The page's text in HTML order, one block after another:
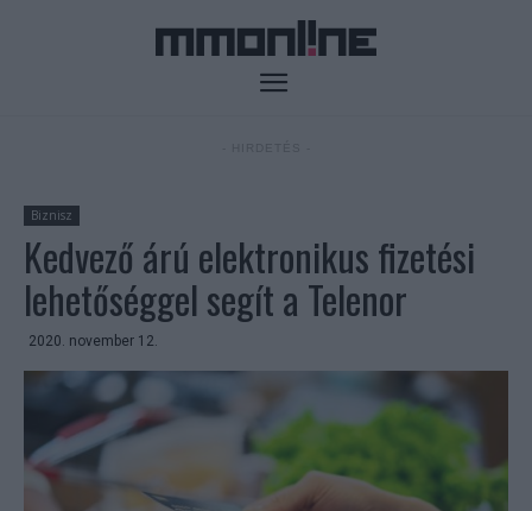
Biznisz
Kedvező árú elektronikus fizetési
lehetőséggel segít a Telenor
2020. november 12.